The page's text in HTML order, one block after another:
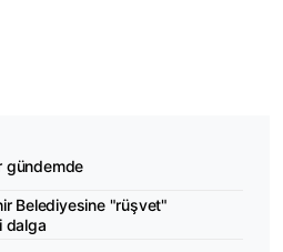
gündemde
Belediyesine "rüşvet"
dalga